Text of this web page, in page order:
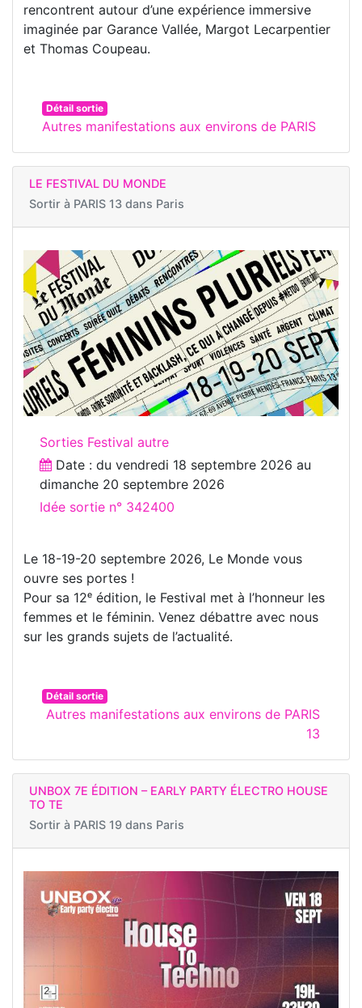
rencontrent autour d’une expérience immersive
imaginée par Garance Vallée, Margot Lecarpentier
et Thomas Coupeau.
Détail sortie
Autres manifestations aux environs de PARIS
LE FESTIVAL DU MONDE
Sortir à PARIS 13 dans Paris
Sorties Festival autre
Date : du vendredi 18 septembre 2026 au
dimanche 20 septembre 2026
Idée sortie n° 342400
Le 18-19-20 septembre 2026, Le Monde vous
ouvre ses portes !
Pour sa 12ᵉ édition, le Festival met à l’honneur les
femmes et le féminin. Venez débattre avec nous
sur les grands sujets de l’actualité.
Détail sortie
Autres manifestations aux environs de PARIS
13
UNBOX 7E ÉDITION – EARLY PARTY ÉLECTRO HOUSE
TO TE
Sortir à PARIS 19 dans Paris